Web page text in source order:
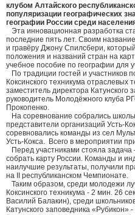
клубом Алтайского
популяризации географических
географии России среди
Эта инновационная разработка
последние пять лет. Своим
и гравёру Джону Спилсбери,
положения и названий стран на
учебное пособие по географии для
По традиции гостей и участников
Коксинского техникума отраслевых
заместитель директора
руководитель Молодёжного клуба
Прокопенко.
На соревнование собрались
представители организаций Усть-
соревновались команды из сел
Усть-Кокса. Всего в мероприятии
Перед участниками стояла задача
собрать карту России. Команды и
наилучшие результаты, получили
на II республиканском Чемпионате.
Таким образом, среди молодежи
Коксинского техникума - 2 мин. 26
Василий Балакин), среди
Катунского заповедника